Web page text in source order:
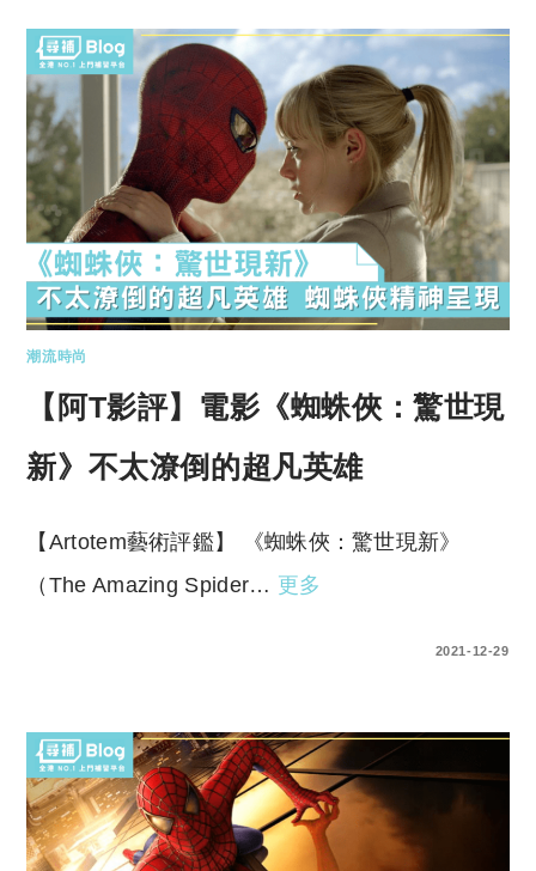
潮流時尚
【阿T影評】電影《蜘蛛俠：驚世現
新》不太潦倒的超凡英雄
【Artotem藝術評鑑】 《蜘蛛俠：驚世現新》
（The Amazing Spider… 更多
2021-12-29